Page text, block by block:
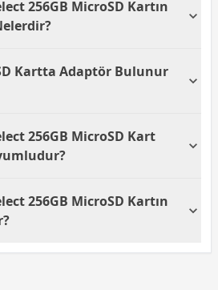
belirlenmiştir. Bu hız,
ve videolarınızı hızlı bir
256GB MicroSD Kartın
fotoğraf makineleri ve diğer
Yüksek kapasiteli
Kartta Adaptör Bulunur
gelir. Bu adaptör sayesinde
sahip cihazlarda da
256GB MicroSD Kart
ve diğer uyumlu
Adaptörü ile birlikte standart
cihazlarla da uyum sağlar.
256GB MicroSD Kartın
256GB MicroSD kart, geniş